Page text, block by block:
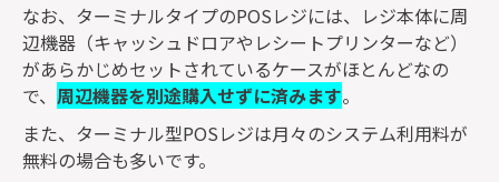
なお、ターミナルタイプのPOSレジには、レジ本体に周
辺機器（キャッシュドロアやレシートプリンターなど）
があらかじめセットされているケースがほとんどなの
で、 周辺機器を別途購入せずに済みます。
また、ターミナル型POSレジは月々のシステム利用料が
無料の場合も多いです。